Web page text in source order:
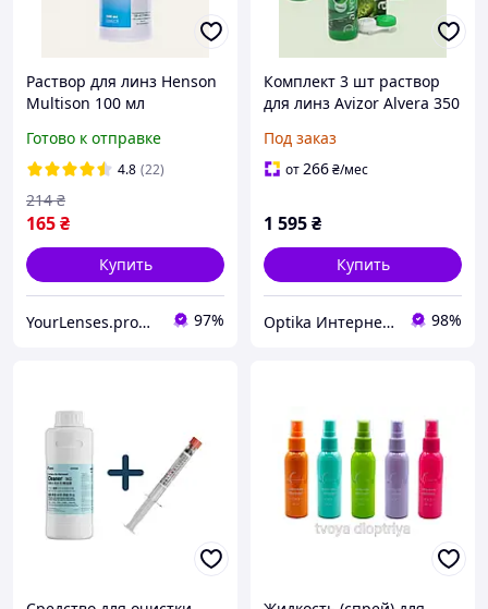
Раствор для линз Henson
Multison 100 мл
жидкость для очистки,
дезинфекции и хранения
мягких контактных линз
Готово к отправке
4.8 (22)
165₴
214 ₴
Купить
YourLenses.prom.ua 97%
Комплект 3 шт раствор
для линз Avizor Alvera 350
Алвера жидкость вода
для линз с алоэ вера
Под заказ
от266₴/мес
1 595₴
Купить
Optika Интернет Магазин 98%